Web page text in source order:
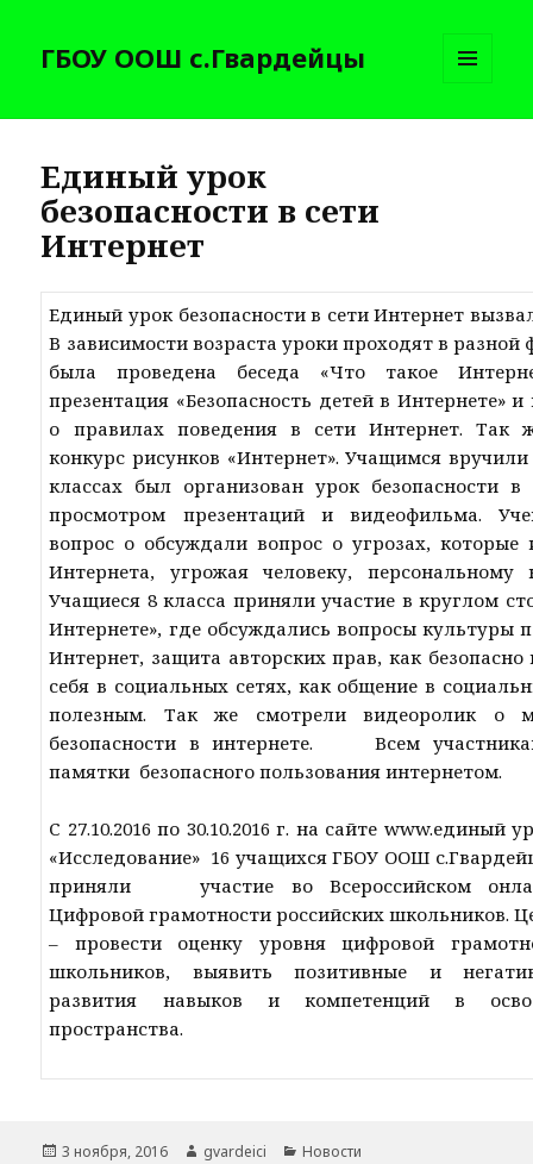
ГБОУ ООШ с.Гвардейцы
И
Единый урок
безопасности в сети
Интернет
Единый урок безопасности в сети Интернет
В зависимости возраста уроки проходят в разной
была проведена беседа «Что такое
презентация «Безопасность детей в Интернете»
о правилах поведения в сети Интернет. Так
конкурс рисунков «Интернет». Учащимся
классах был организован урок безопасности
просмотром презентаций и видеофильма.
вопрос о обсуждали вопрос о угрозах,
Интернета, угрожая человеку,
Учащиеся 8 класса приняли участие в круглом
Интернете», где обсуждались вопросы культуры
Интернет, защита авторских прав, как безопасно
себя в социальных сетях, как общение в
полезным. Так же смотрели видеоролик о
безопасности в интернете. Всем
памятки безопасного пользования интернетом.
С 27.10.2016 по 30.10.2016 г. на сайте www.единый
«Исследование» 16 учащихся ГБОУ ООШ
приняли участие во Всероссийском
Цифровой грамотности российских школьников.
– провести оценку уровня цифровой
школьников, выявить позитивные и
развития навыков и компетенций в
пространства.
Опубликовано
3 ноября, 2016 Автор
gvardeici Рубрики
Новости